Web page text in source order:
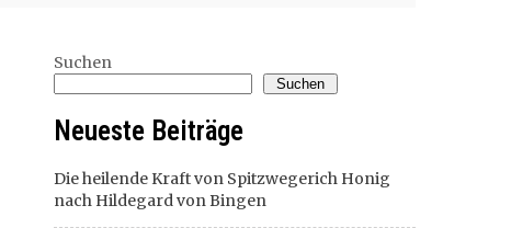
Suchen
Suchen
Neueste Beiträge
Die heilende Kraft von Spitzwegerich Honig
nach Hildegard von Bingen